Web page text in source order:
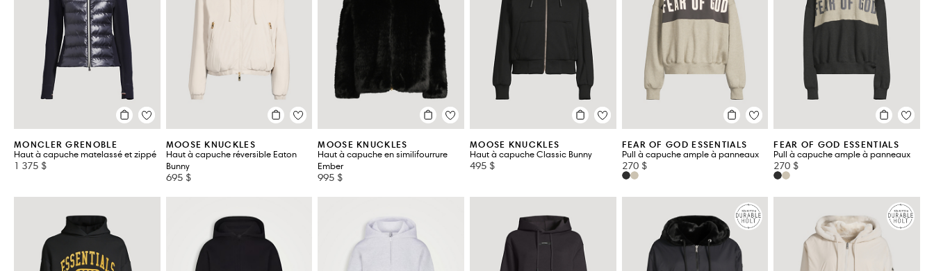
MONCLER GRENOBLE
Haut à capuche matelassé et zippé
1 375 $
MOOSE KNUCKLES
Haut à capuche réversible Eaton
Bunny
695 $
MOOSE KNUCKLES
Haut à capuche en similifourrure
Ember
995 $
MOOSE KNUCKLES
Haut à capuche Classic Bunny
495 $
FEAR OF GOD ESSENTIALS
Pull à capuche ample à panneaux
270 $
FEAR OF GOD ESSENTIALS
Pull à capuche ample à panneaux
270 $